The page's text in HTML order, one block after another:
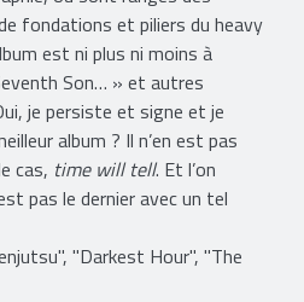
fondations et piliers du heavy
est ni plus ni moins à
Son… » et autres
je persiste et signe et je
album ? Il n’en est pas
cas, time will tell. Et l’on
pas le dernier avec un tel
"Darkest Hour", "The